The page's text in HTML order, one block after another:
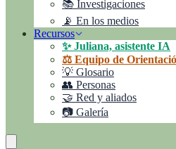
📚 Investigaciones
📡 En los medios
Recursos
✨ Juliana, asistente IA
⚖️ Equipo de
💡 Glosario
👥 Personas
🤝 Red y aliados
📷 Galería